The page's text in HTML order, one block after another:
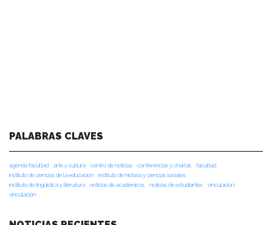
PALABRAS CLAVES
agenda facultad arte y cultura centro de noticias conferencias y charlas
facultad
instituto de ciencias de la educación
instituto de historia y ciencias sociales
instituto de lingüística y literatura
noticias de académicos noticias de estudiantes
vinculacion
vinculación